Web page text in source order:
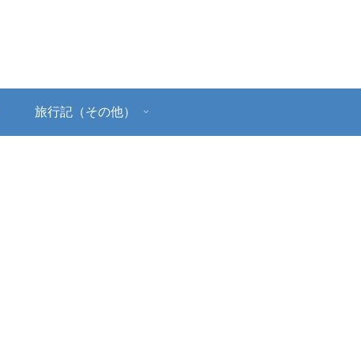
旅行記（その他）